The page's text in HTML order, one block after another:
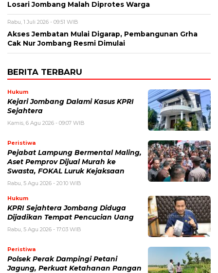
Losari Jombang Malah Diprotes Warga
Rabu, 1 Juli 2026 - 09:51 WIB
Akses Jembatan Mulai Digarap, Pembangunan Grha
Cak Nur Jombang Resmi Dimulai
BERITA TERBARU
Hukum
Kejari Jombang Dalami Kasus KPRI
Sejahtera
Kamis, 6 Agu 2026 - 09:07 WIB
Peristiwa
Pejabat Lampung Bermental Maling,
Aset Pemprov Dijual Murah ke
Swasta, FOKAL Luruk Kejaksaan
Rabu, 5 Agu 2026 - 20:10 WIB
Hukum
KPRI Sejahtera Jombang Diduga
Dijadikan Tempat Pencucian Uang
Rabu, 5 Agu 2026 - 17:03 WIB
Peristiwa
Polsek Perak Dampingi Petani
Jagung, Perkuat Ketahanan Pangan